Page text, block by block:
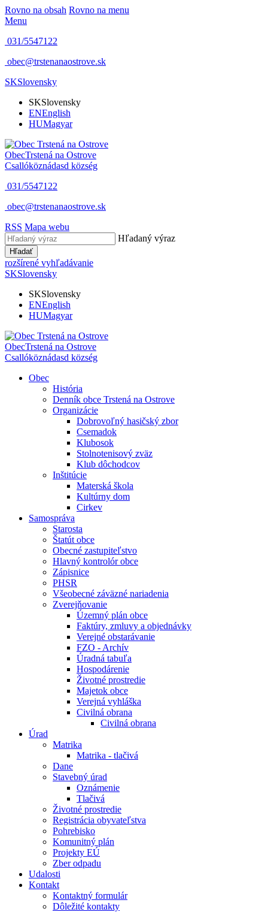
Rovno na obsah Rovno na menu
Menu
031/5547122
obec@trstenanaostrove.sk
SKSlovensky
SKSlovensky
ENEnglish
HUMagyar
ObecTrstená na Ostrove
Csallóköznádasd község
031/5547122
obec@trstenanaostrove.sk
RSS Mapa webu
Hľadaný výraz
Hľadať
rozšírené vyhľadávanie
SKSlovensky
SKSlovensky
ENEnglish
HUMagyar
ObecTrstená na Ostrove
Csallóköznádasd község
Obec
História
Denník obce Trstená na Ostrove
Organizácie
Dobrovoľný hasičský zbor
Csemadok
Klubosok
Stolnotenisový zväz
Klub dôchodcov
Inštitúcie
Materská škola
Kultúrny dom
Cirkev
Samospráva
Starosta
Štatút obce
Obecné zastupiteľstvo
Hlavný kontrolór obce
Zápisnice
PHSR
Všeobecné záväzné nariadenia
Zverejňovanie
Územný plán obce
Faktúry, zmluvy a objednávky
Verejné obstarávanie
FZO - Archív
Úradná tabuľa
Hospodárenie
Životné prostredie
Majetok obce
Verejná vyhláška
Civilná obrana
Civilná obrana
Úrad
Matrika
Matrika - tlačivá
Dane
Stavebný úrad
Oznámenie
Tlačivá
Životné prostredie
Registrácia obyvateľstva
Pohrebisko
Komunitný plán
Projekty EÚ
Zber odpadu
Udalosti
Kontakt
Kontaktný formulár
Dôležité kontakty